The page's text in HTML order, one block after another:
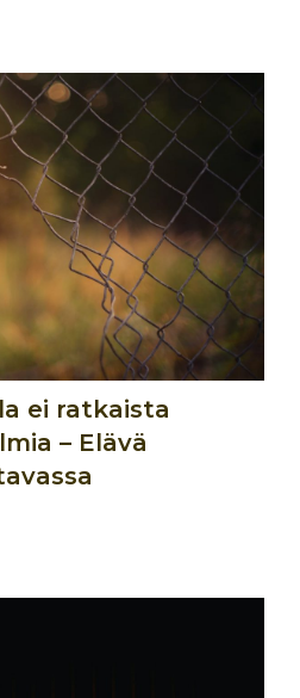
ei ratkaista
– Elävä